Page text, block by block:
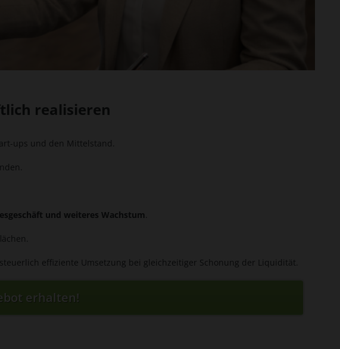
realisieren
ups und den Mittelstand.
und weiteres Wachstum
effiziente Umsetzung bei gleichzeitiger Schonung der Liquidität.
erhalten!